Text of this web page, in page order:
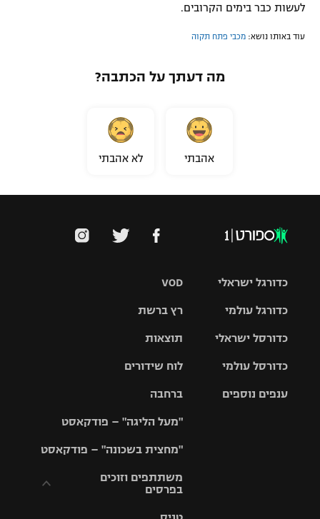
לעשות כבר בימים הקרובים.
עוד באותו נושא: מכבי פתח תקוה
מה דעתך על הכתבה?
אהבתי לא אהבתי
VOD
רץ ברשת
תוצאות
לוח שידורים
ברחבה
"מעל הליגה" – פודקאסט
"מחצית בשכונה" – פודקאסט
משתתפים וזוכים
בפרסים
כדורגל ישראלי
גביע הטוטו
כדורגל עולמי
האלופות
ליגה
כדורסל ישראלי
סל
כדורסל עולמי
ענפים נוספים